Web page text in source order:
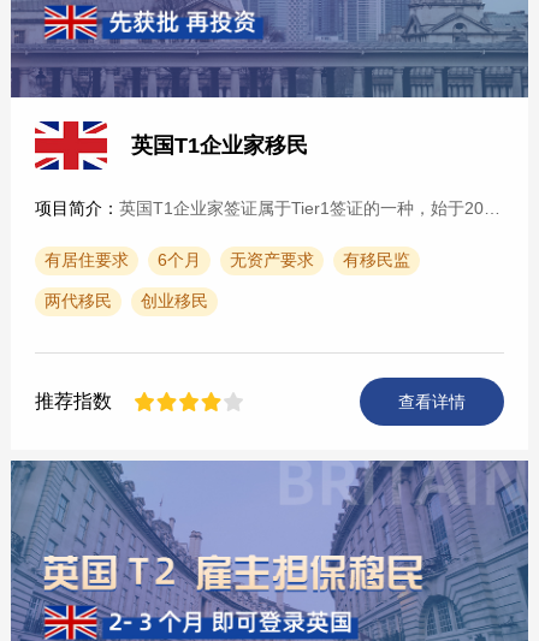
英国T1企业家移民
项目简介： 英国T1企业家签证属于Tier1签证的一种，始于2008年。为了吸引更多国外投资，2019年3月英国内政部提高英语条件从雅思每一项4分提高至5.5分，为英国增加就业机会，拉动英国经···
有居住要求 6个月 无资产要求 有移民监
两代移民 创业移民
推荐指数 查看详情